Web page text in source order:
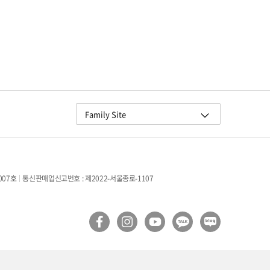
Family Site
교원그룹
구몬학습
Wells
호 통신판매업신고번호 : 제2022-서울종로-1107